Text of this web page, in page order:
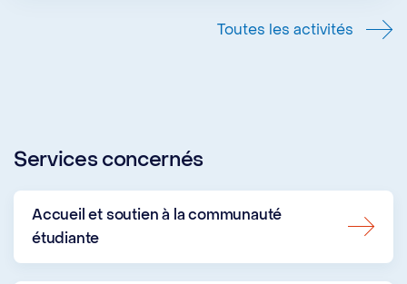
Toutes les activités
Services concernés
Accueil et soutien à la communauté
étudiante